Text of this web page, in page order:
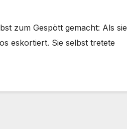
zum Gespött gemacht: Als sie
eskortiert. Sie selbst tretete